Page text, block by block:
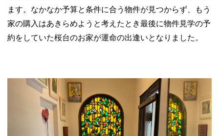
ます。なかなか予算と条件に合う物件が見つからず、もう
家の購入はあきらめようと考えたとき最後に物件見学の予
約をしていた桜台のお家が運命の出逢いとなりました。